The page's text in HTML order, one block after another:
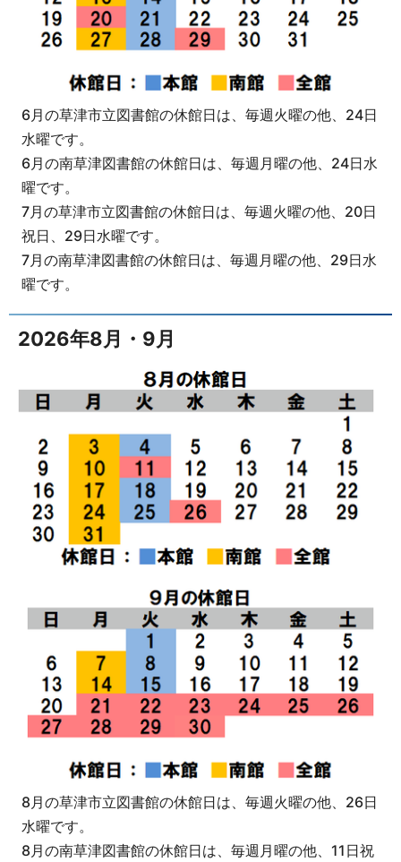
6月の草津市立図書館の休館日は、毎週火曜の他、24日
水曜です。
6月の南草津図書館の休館日は、毎週月曜の他、24日水
曜です。
7月の草津市立図書館の休館日は、毎週火曜の他、20日
祝日、29日水曜です。
7月の南草津図書館の休館日は、毎週月曜の他、29日水
曜です。
2026年8月・9月
8月の草津市立図書館の休館日は、毎週火曜の他、26日
水曜です。
8月の南草津図書館の休館日は、毎週月曜の他、11日祝